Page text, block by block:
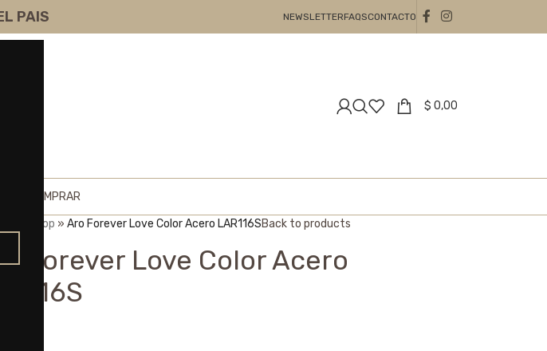
PAIS NEWSLETTERFAQSCONTACTO
$ 0,00
COMO COMPRAR
Shop » Aro Forever Love Color Acero LAR116SBack to products
Forever Love Color Acero